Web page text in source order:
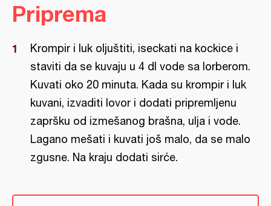
Priprema
Krompir i luk oljuštiti, iseckati na kockice i
staviti da se kuvaju u 4 dl vode sa lorberom.
Kuvati oko 20 minuta. Kada su krompir i luk
kuvani, izvaditi lovor i dodati pripremljenu
zapršku od izmešanog brašna, ulja i vode.
Lagano mešati i kuvati još malo, da se malo
zgusne. Na kraju dodati sirće.